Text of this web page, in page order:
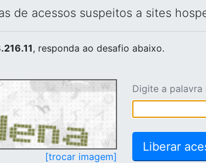
de acessos suspeitos a sites
, responda ao desafio abaixo.
[trocar imagem]
Digite a